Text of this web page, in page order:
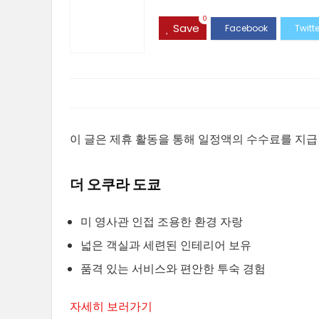
Save
0
이 글은 제휴 활동을 통해 일정액의 수수료를 지
더 오쿠라 도쿄
미 영사관 인접 조용한 환경 자랑
넓은 객실과 세련된 인테리어 보유
품격 있는 서비스와 편안한 투숙 경험
자세히 보러가기